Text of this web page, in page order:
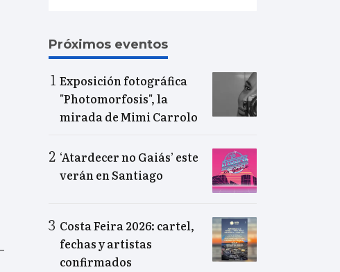
Próximos eventos
Exposición fotográfica
"Photomorfosis", la
mirada de Mimi Carrolo
‘Atardecer no Gaiás’ este
verán en Santiago
Costa Feira 2026: cartel,
fechas y artistas
confirmados